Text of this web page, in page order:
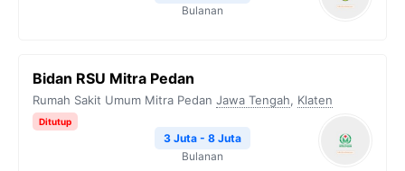
Bulanan
Bidan RSU Mitra Pedan
Rumah Sakit Umum Mitra Pedan Jawa Tengah, Klaten
Ditutup
3 Juta - 8 Juta
Bulanan